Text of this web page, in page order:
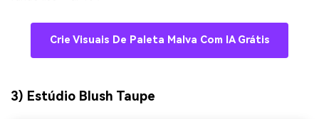
Crie Visuais De Paleta Malva Com IA Grátis
3) Estúdio Blush Taupe